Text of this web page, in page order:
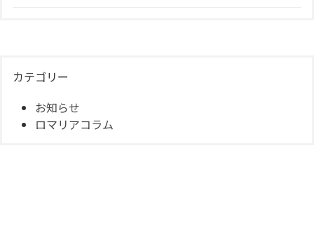
カテゴリー
お知らせ
ロマリアコラム